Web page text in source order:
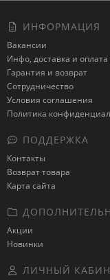
ИНФОРМАЦИЯ
Вакансии
Инфо, доставка и оплата
Гарантия и возврат
Сотрудничество
Условия соглашения
Политика
ПОДДЕРЖКА
Контакты
Возврат товара
Карта сайта
Акции
Новинки
ЛИЧНЫЙ